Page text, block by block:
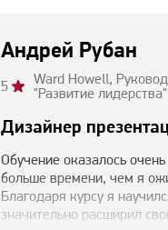
Андрей Рубан
5
Ward Howell,
"Развитие лидерства"
Дизайнер
Обучение оказалось
больше времени, чем я
Благодаря курсу я
значительно расширил